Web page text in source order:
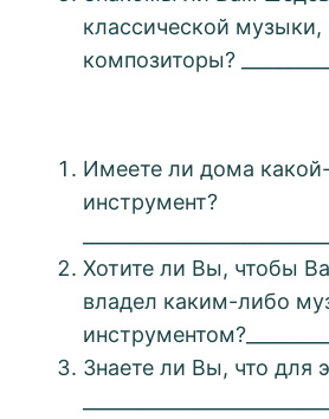
классической музыки,
композиторы?
Имеете ли дома
инструмент?
Хотите ли Вы, чтобы
владел каким-либо
Знаете ли Вы, что для